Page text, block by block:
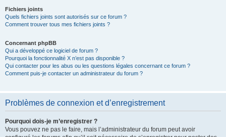
Fichiers joints
Quels fichiers joints sont autorisés sur ce forum ?
Comment trouver tous mes fichiers joints ?
Concernant phpBB
Qui a développé ce logiciel de forum ?
Pourquoi la fonctionnalité X n’est pas disponible ?
Qui contacter pour les abus ou les questions légales concernant ce forum ?
Comment puis-je contacter un administrateur du forum ?
Problèmes de connexion et d’enregistrement
Pourquoi dois-je m’enregistrer ?
Vous pouvez ne pas le faire, mais l’administrateur du forum peut avoir